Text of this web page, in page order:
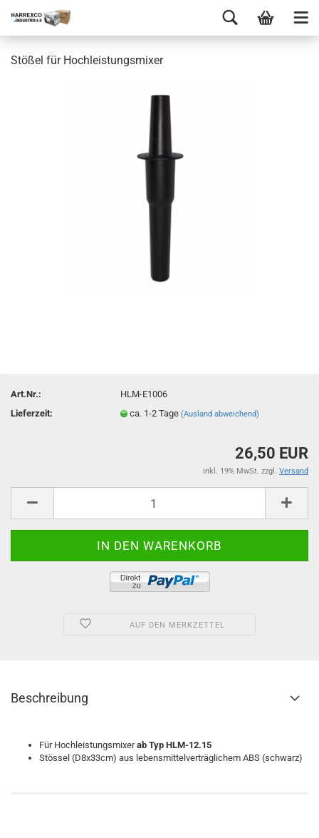
Stößel für Hochleistungsmixer
Art.Nr.:
HLM-E1006
Lieferzeit:
ca. 1-2 Tage(Ausland abweichend)
26,50 EUR
inkl. 19% MwSt. zzgl. Versand
AUF DEN MERKZETTEL
Beschreibung
Für Hochleistungsmixerab Typ HLM-12.15
Stössel (D8x33cm) aus lebensmittelverträglichem ABS (schwarz)